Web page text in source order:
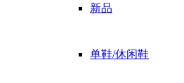
新品
单鞋/休闲鞋